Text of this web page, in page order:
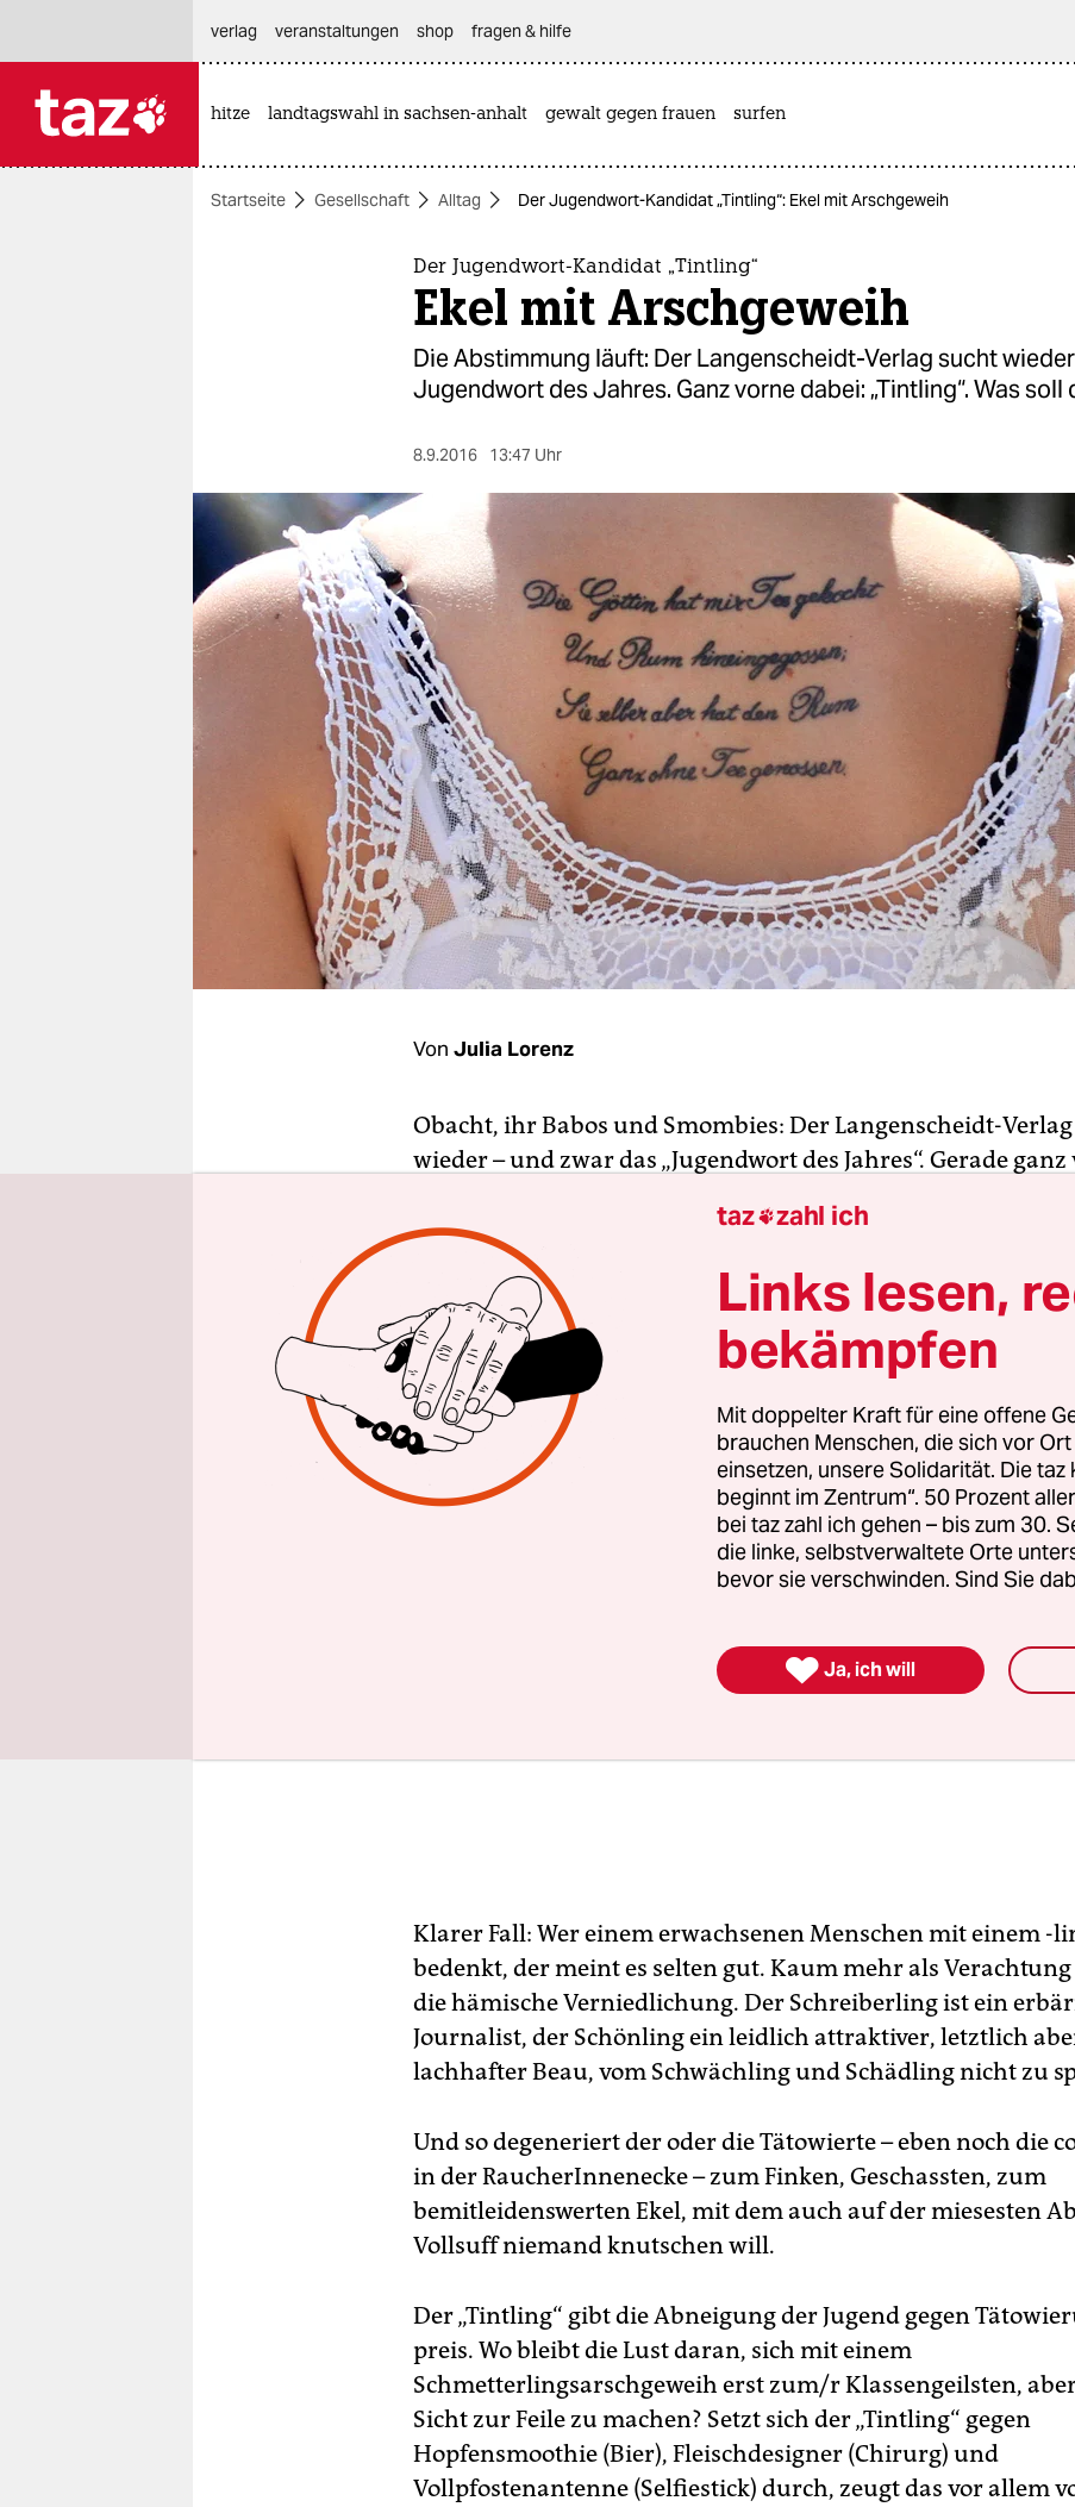
themen
berlin
nord
wahrheit
veranstaltungen
fragen & hilfe
unterstützen
verlag
veranstaltungen shop fragen & hilfe
hitze landtagswahl in sachsen-anhalt gewalt gegen frauen surfen
Startseite Gesellschaft Alltag Der Jugendwort-Kandidat „Tintling“: Ekel mit Arschgeweih
Der Jugendwort-Kandidat „Tintling“
Ekel mit Arschgeweih
Die Abstimmung läuft: Der Langenscheidt-Verlag sucht
Jugendwort des Jahres. Ganz vorne dabei: „Tintling“. Was soll
8.9.2016 13:47 Uhr
Von Julia Lorenz
Obacht, ihr Babos und Smombies: Der Langenscheidt-
wieder – und zwar das „Jugendwort des Jahres“. Gerade
Tattoos.
Geschenkt, dass das „Jugendwort des Jahres“ meist so cool
Gürtelrose ist. Angenommen, das Jugendwort des Jahres
stets an wie die Schreibtischgeburt snapchattender
AltredakteurInnen, die ihre Neologismen für fresher als
Was will uns der „Tintling“ sagen?
Klarer Fall: Wer einem erwachsenen Menschen mit einem -
bedenkt, der meint es selten gut. Kaum mehr als
die hämische Verniedlichung. Der Schreiberling ist ein
Journalist, der Schönling ein leidlich attraktiver, letztlich
lachhafter Beau, vom Schwächling und Schädling nicht zu
Und so degeneriert der oder die Tätowierte – eben noch die
in der RaucherInnenecke – zum Finken, Geschassten, zum
bemitleidenswerten Ekel, mit dem auch auf der miesesten
Vollsuff niemand knutschen will.
Der „Tintling“ gibt die Abneigung der Jugend gegen
preis. Wo bleibt die Lust daran, sich mit einem
Schmetterlingsarschgeweih erst zum/r Klassengeilsten,
Sicht zur Feile zu machen? Setzt sich der „Tintling“ gegen
Hopfensmoothie (Bier), Fleischdesigner (Chirurg) und
Vollpfostenantenne (Selfiestick) durch, zeugt das vor allem
taz zahl ich
Links lesen,
bekämpfen
Mit doppelter Kraft für eine offene
brauchen Menschen, die sich vor
einsetzen, unsere Solidarität. Die
beginnt im Zentrum“. 50 Prozent
bei taz zahl ich gehen – bis zum 30.
die linke, selbstverwaltete Orte
bevor sie verschwinden. Sind Sie
 Ja, ich will